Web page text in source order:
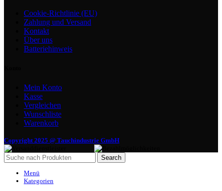
Cookie-Richtlinie (EU)
Zahlung und Versand
Kontakt
Über uns
Batteriehinweis
Mein Konto
Kasse
Vergleichen
Wunschliste
Warenkorb
Copyright 2025 @ Tauchindustrie GmbH
Search
Menü
Kategorien